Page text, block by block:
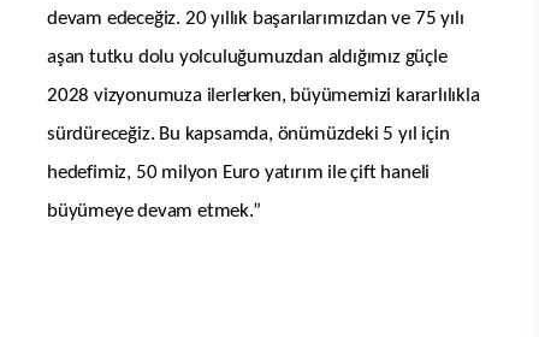
devam edeceğiz. 20 yıllık başarılarımızdan ve 75 yılı
aşan tutku dolu yolculuğumuzdan aldığımız güçle
2028 vizyonumuza ilerlerken, büyümemizi kararlılıkla
sürdüreceğiz. Bu kapsamda, önümüzdeki 5 yıl için
hedefimiz, 50 milyon Euro yatırım ile çift haneli
büyümeye devam etmek.”